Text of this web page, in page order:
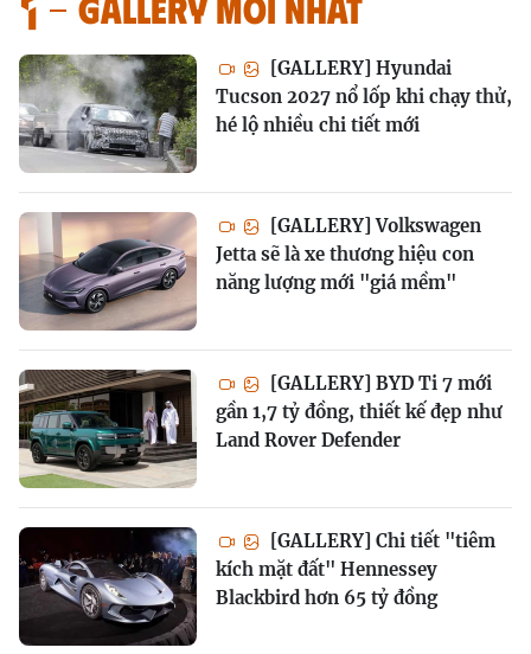
[GALLERY] Hyundai
Tucson 2027 nổ lốp khi chạy thử,
hé lộ nhiều chi tiết mới
[GALLERY] Volkswagen
Jetta sẽ là xe thương hiệu con
năng lượng mới "giá mềm"
[GALLERY] BYD Ti 7 mới
gần 1,7 tỷ đồng, thiết kế đẹp như
Land Rover Defender
[GALLERY] Chi tiết "tiêm
kích mặt đất" Hennessey
Blackbird hơn 65 tỷ đồng